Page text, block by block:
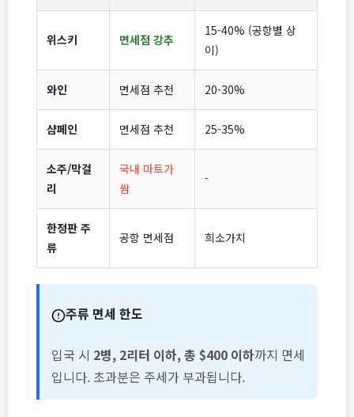
위스키 면세점 강추
15-40% (공항별 상
이)
와인 면세점 추천 20-30%
샴페인 면세점 추천 25-35%
소주/막걸
리
국내 마트가
쌈
-
한정판 주
류
공항 면세점 희소가치
주류 면세 한도
입국 시 2병, 2리터 이하, 총 $400 이하까지 면세
입니다. 초과분은 주세가 부과됩니다.